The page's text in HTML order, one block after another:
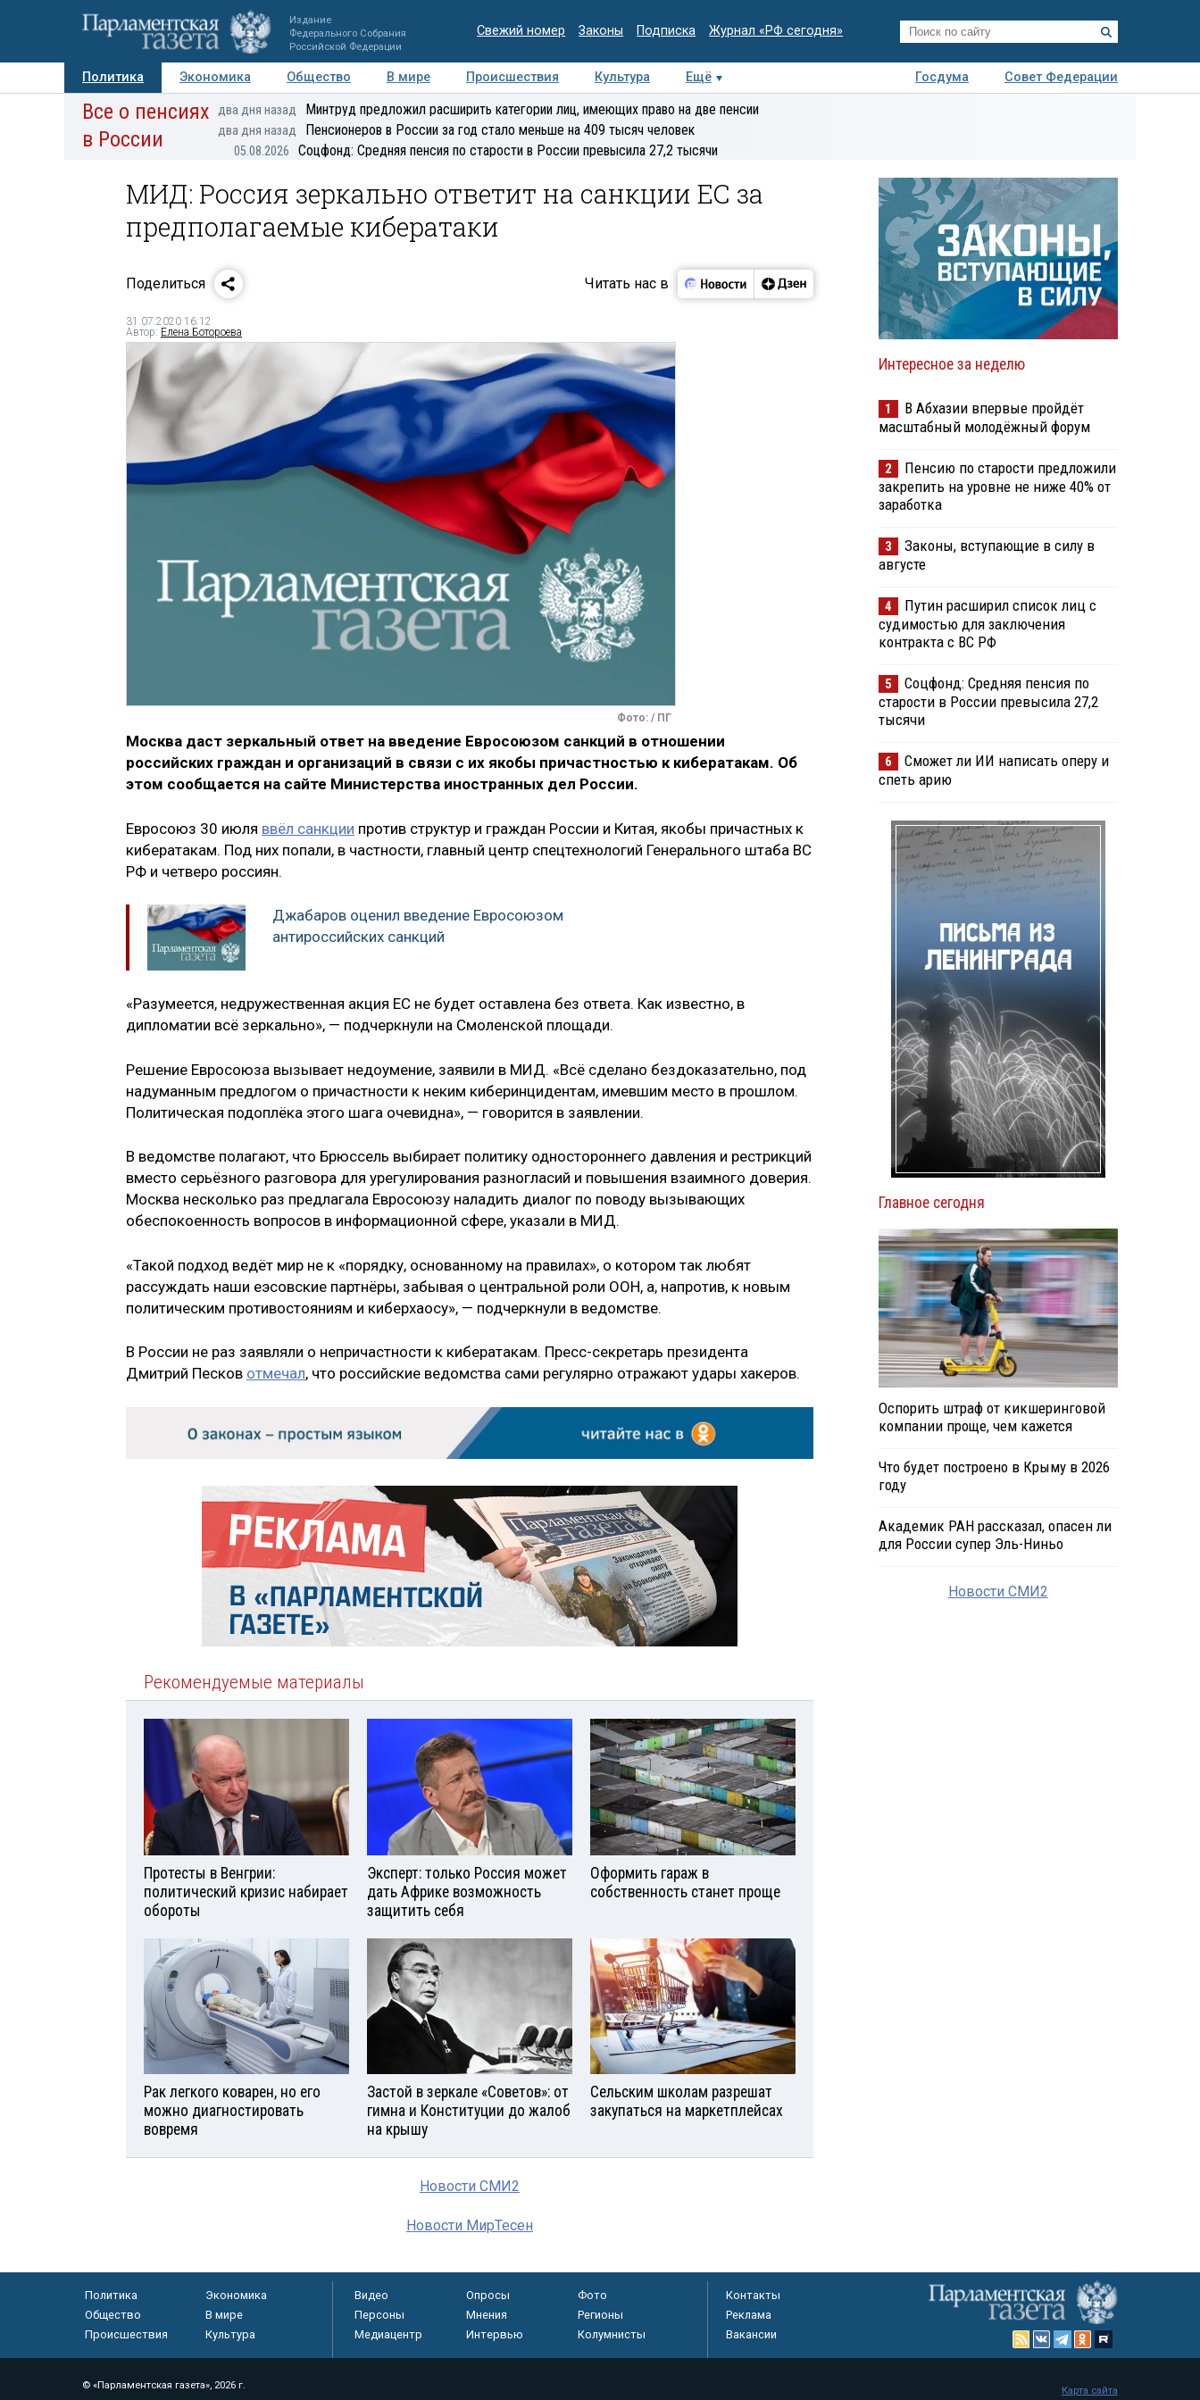
Издание
Федерального Собрания
Российской Федерации
Свежий номер Законы Подписка Журнал «РФ сегодня»
Политика Экономика Общество В мире Происшествия Культура Ещё Госдума
Совет Федерации
Авторы Персоны Мнения Регионы Медиацентр Интервью Колумнисты
Деловая
Все о пенсиях
в России
два дня назад Минтруд предложил расширить категории лиц, имеющих право на две пенсии
два дня назад Пенсионеров в России за год стало меньше на 409 тысяч человек
05.08.2026 Соцфонд: Средняя пенсия по старости в России превысила 27,2 тысячи
МИД: Россия зеркально ответит на санкции ЕС за
предполагаемые кибератаки
Поделиться Читать нас в
31.07.2020 16:12
Автор: Елена Ботороева
Фото: / ПГ
Москва даст зеркальный ответ на введение Евросоюзом санкций в отношении
российских граждан и организаций в связи с их якобы причастностью к кибератакам. Об
этом сообщается на сайте Министерства иностранных дел России.
Евросоюз 30 июля ввёл санкции против структур и граждан России и Китая, якобы причастных к
кибератакам. Под них попали, в частности, главный центр спецтехнологий Генерального штаба ВС
РФ и четверо россиян.
Джабаров оценил введение Евросоюзом
антироссийских санкций
«Разумеется, недружественная акция ЕС не будет оставлена без ответа. Как известно, в
дипломатии всё зеркально», — подчеркнули на Смоленской площади.
Решение Евросоюза вызывает недоумение, заявили в МИД. «Всё сделано бездоказательно, под
надуманным предлогом о причастности к неким киберинцидентам, имевшим место в прошлом.
Политическая подоплёка этого шага очевидна», — говорится в заявлении.
В ведомстве полагают, что Брюссель выбирает политику одностороннего давления и рестрикций
вместо серьёзного разговора для урегулирования разногласий и повышения взаимного доверия.
Москва несколько раз предлагала Евросоюзу наладить диалог по поводу вызывающих
обеспокоенность вопросов в информационной сфере, указали в МИД.
«Такой подход ведёт мир не к «порядку, основанному на правилах», о котором так любят
рассуждать наши еэсовские партнёры, забывая о центральной роли ООН, а, напротив, к новым
политическим противостояниям и киберхаосу», — подчеркнули в ведомстве.
В России не раз заявляли о непричастности к кибератакам. Пресс-секретарь президента
Дмитрий Песков отмечал, что российские ведомства сами регулярно отражают удары хакеров.
Рекомендуемые материалы
Протесты в Венгрии:
политический кризис набирает
обороты
Эксперт: только Россия может
дать Африке возможность
защитить себя
Оформить гараж в
собственность станет проще
Рак легкого коварен, но его
можно диагностировать
вовремя
Застой в зеркале «Советов»: от
гимна и Конституции до жалоб
на крышу
Сельским школам разрешат
закупаться на маркетплейсах
Новости СМИ2
Новости МирТесен
Интересное за неделю
1
В Абхазии впервые пройдёт
масштабный молодёжный форум
2
Пенсию по старости предложили
закрепить на уровне не ниже 40% от
заработка
3
Законы, вступающие в силу в
августе
4
Путин расширил список лиц с
судимостью для заключения
контракта с ВС РФ
5
Соцфонд: Средняя пенсия по
старости в России превысила 27,2
тысячи
6
Сможет ли ИИ написать оперу и
спеть арию
Главное сегодня
Оспорить штраф от кикшеринговой
компании проще, чем кажется
Что будет построено в Крыму в 2026
году
Академик РАН рассказал, опасен ли
для России супер Эль-Ниньо
Новости СМИ2
Политика
Экономика
Общество
В мире
Происшествия
Культура
Видео Опросы
Фото
Персоны
Мнения
Регионы
Медиацентр
Интервью Колумнисты
Контакты
Реклама
Вакансии
© «Парламентская газета», 2026 г.
Карта сайта